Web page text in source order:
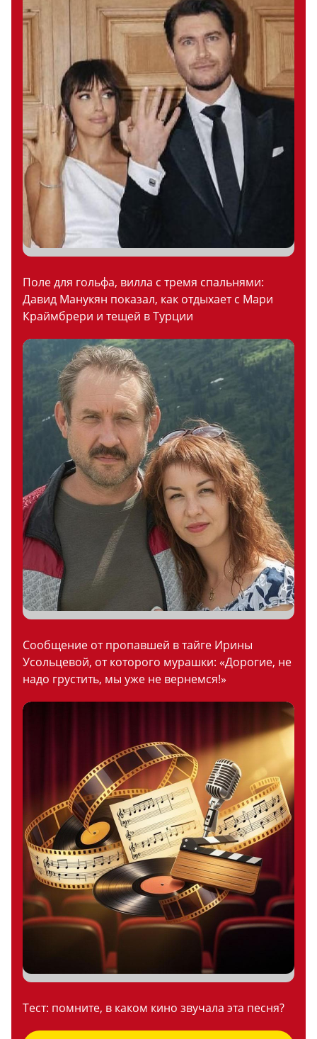
Поле для гольфа, вилла с тремя спальнями:
Давид Манукян показал, как отдыхает с Мари
Краймбрери и тещей в Турции
Сообщение от пропавшей в тайге Ирины
Усольцевой, от которого мурашки: «Дорогие, не
надо грустить, мы уже не вернемся!»
Тест: помните, в каком кино звучала эта песня?